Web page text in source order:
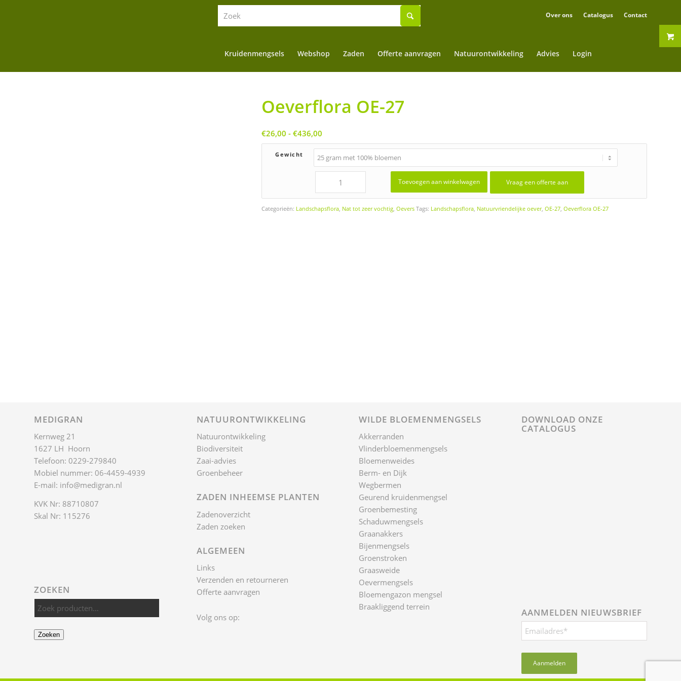
Over ons Catalogus Contact
Kruidenmengsels Webshop Zaden Offerte aanvragen Natuurontwikkeling Advies Login
Oeverflora OE-27
€26,00 - €436,00
€26,00
tot
€436,00
Gewicht
Toevoegen aan winkelwagen Vraag een offerte aan
Categorieën: Landschapsflora, Nat tot zeer vochtig,Oevers Tags: Landschapsflora, Natuurvriendelijke oever,OE-27,Oeverflora OE-27
MEDIGRAN
Kernweg 21
1627 LH Hoorn
Telefoon: 0229-279840
Mobiel nummer: 06-4459-4939
E-mail: info@medigran.nl
KVK Nr: 88710807
Skal Nr: 115276
ZOEKEN
Zoeken
NATUURONTWIKKELING
Natuurontwikkeling
Biodiversiteit
Zaai-advies
Groenbeheer
ZADEN INHEEMSE PLANTEN
Zadenoverzicht
Zaden zoeken
ALGEMEEN
Links
Verzenden en retourneren
Offerte aanvragen
Volg ons op:
WILDE BLOEMENMENGSELS
Akkerranden
Vlinderbloemenmengsels
Bloemenweides
Berm- en Dijk
Wegbermen
Geurend kruidenmengsel
Groenbemesting
Schaduwmengsels
Graanakkers
Bijenmengsels
Groenstroken
Graasweide
Oevermengsels
Bloemengazon mengsel
Braakliggend terrein
DOWNLOAD ONZE
CATALOGUS
AANMELDEN NIEUWSBRIEF